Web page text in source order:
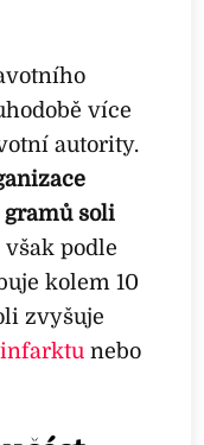
více
autority.
soli
však podle
kolem 10
zvyšuje
nebo